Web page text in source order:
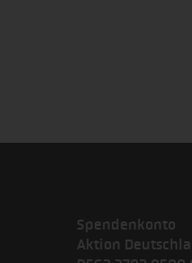
Spendenkonto
Aktion